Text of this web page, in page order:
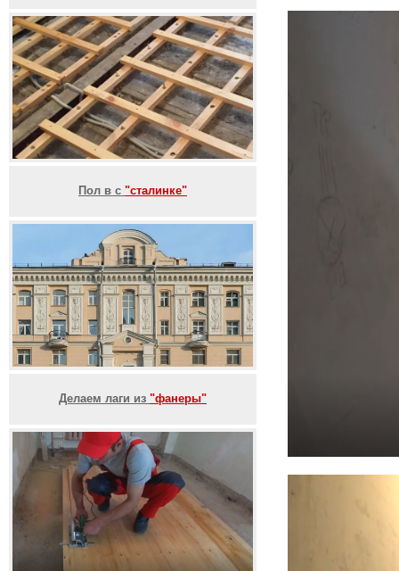
Пол в с "сталинке"
Делаем лаги из "фанеры"